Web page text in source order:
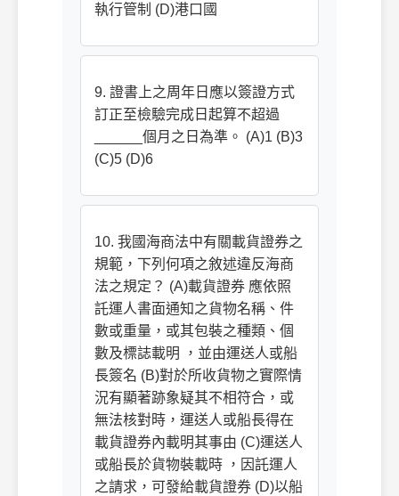
執行管制 (D)港口國
9. 證書上之周年日應以簽證方式
訂正至檢驗完成日起算不超過
______個月之日為準。 (A)1 (B)3
(C)5 (D)6
10. 我國海商法中有關載貨證券之
規範，下列何項之敘述違反海商
法之規定？ (A)載貨證券 應依照
託運人書面通知之貨物名稱、件
數或重量，或其包裝之種類、個
數及標誌載明 ，並由運送人或船
長簽名 (B)對於所收貨物之實際情
況有顯著跡象疑其不相符合，或
無法核對時，運送人或船長得在
載貨證券內載明其事由 (C)運送人
或船長於貨物裝載時 ，因託運人
之請求，可發給載貨證券 (D)以船